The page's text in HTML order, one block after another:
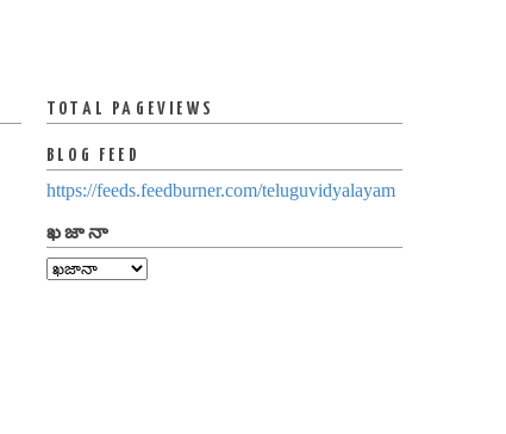
TOTAL PAGEVIEWS
BLOG FEED
https://feeds.feedburner.com/teluguvidyalayam
ఖజానా